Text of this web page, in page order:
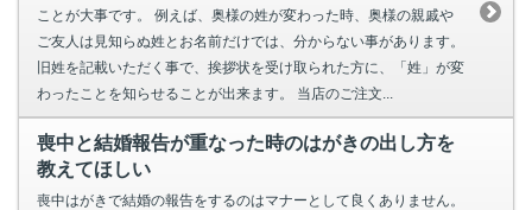
ことが大事です。 例えば、奥様の姓が変わった時、奥様の親戚や
ご友人は見知らぬ姓とお名前だけでは、分からない事があります。
旧姓を記載いただく事で、挨拶状を受け取られた方に、「姓」が変
わったことを知らせることが出来ます。 当店のご注文...
喪中と結婚報告が重なった時のはがきの出し方を
教えてほしい
喪中はがきで結婚の報告をするのはマナーとして良くありません。